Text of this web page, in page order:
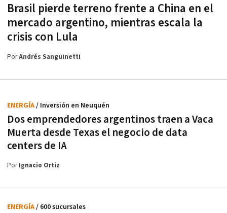
Brasil pierde terreno frente a China en el
mercado argentino, mientras escala la
crisis con Lula
PorAndrés Sanguinetti
Dos emprendedores argentinos traen a Vaca
Muerta desde Texas el negocio de data
centers de IA
ENERGÍA/ Inversión en Neuquén
PorIgnacio Ortiz
ENERGÍA/ 600 sucursales